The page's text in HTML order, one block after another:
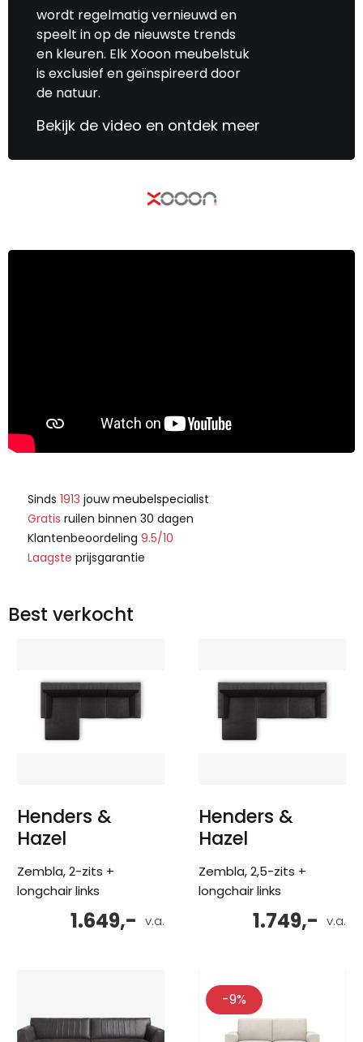
wordt regelmatig vernieuwd en
speelt in op de nieuwste trends
en kleuren. Elk Xooon meubelstuk
is exclusief en geïnspireerd door
de natuur.
Bekijk de video en ontdek meer
Sinds 1913 jouwmeubelspecialist
Gratis ruilen binnen 30 dagen
Klantenbeoordeling 9.5/10
Laagste prijsgarantie
Best verkocht
Henders &
Hazel
Zembla, 2-zits +
longchair links
v.a.
1.649,-
Henders &
Hazel
Zembla, 2,5-zits +
longchair links
v.a.
1.749,-
-9%